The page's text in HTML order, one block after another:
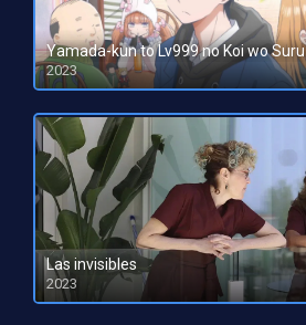
Yamada-kun to Lv999 no Koi wo Suru
2023
HD 1080pHD 720p
Las invisibles
2023
HD 1080pHD 720p